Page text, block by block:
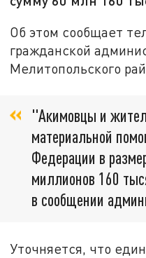
Об этом сообщает
гражданской
Мелитопольского
"Акимовцы и
материальной
Федерации в
миллионов 160
в сообщении
Уточняется, что